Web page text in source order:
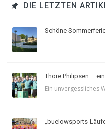
DIE LETZTEN
Schöne
Thore Philipsen –
Ein unvergessliches
„buelowsports-